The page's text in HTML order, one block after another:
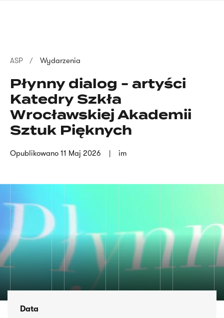
Ścieżka
nawigacyjna
ASP Wydarzenia
Płynny dialog - artyści
Katedry Szkła
Wrocławskiej Akademii
Sztuk Pięknych
Opublikowano 11 Maj 2026 im
Data